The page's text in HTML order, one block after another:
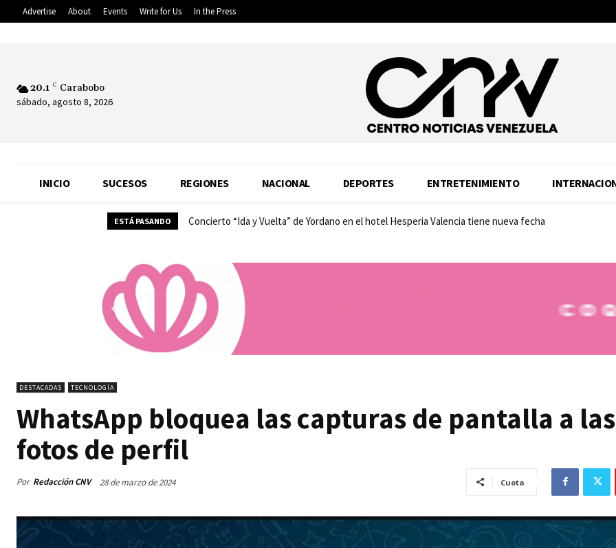
Advertise About Events Write for Us In the Press
20.1 C Carabobo
sábado, agosto 8, 2026
INICIO SUCESOS REGIONES NACIONAL DEPORTES ENTRETENIMIENTO
ESTÁ PASANDO Concierto “Ida y Vuelta” de Yordano en el hotel Hesperia Valencia tiene nueva fecha
DESTACADAS TECNOLOGÍA
WhatsApp bloquea las capturas de pantalla a las
fotos de perfil
Por Redacción CNV 28 de marzo de 2024 Cuota